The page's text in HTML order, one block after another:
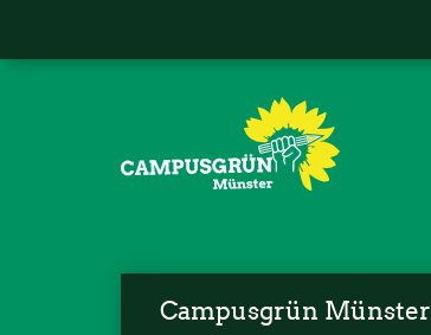
Campusgrün Münster